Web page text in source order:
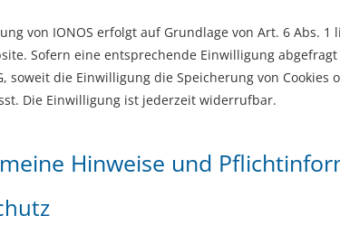
von IONOS erfolgt auf Grundlage von Art. 6 Abs.
Sofern eine entsprechende Einwilligung
soweit die Einwilligung die Speicherung von
Die Einwilligung ist jederzeit widerrufbar.
Hinweise und